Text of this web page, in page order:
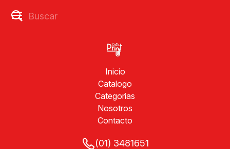
Inicio
Catalogo
Categorias
Nosotros
Contacto
(01) 3481651